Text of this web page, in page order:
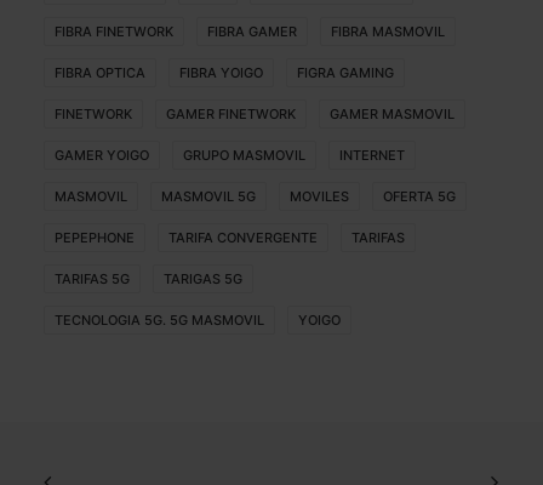
FIBRA FINETWORK FIBRA GAMER FIBRA MASMOVIL
FIBRA OPTICA FIBRA YOIGO FIGRA GAMING
FINETWORK GAMER FINETWORK GAMER MASMOVIL
GAMER YOIGO GRUPO MASMOVIL INTERNET
MASMOVIL MASMOVIL 5G MOVILES OFERTA 5G
PEPEPHONE TARIFA CONVERGENTE TARIFAS
TARIFAS 5G TARIGAS 5G
TECNOLOGIA 5G. 5G MASMOVIL YOIGO